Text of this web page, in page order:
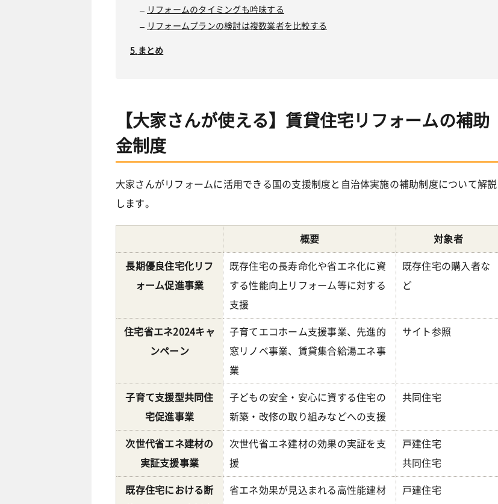
リフォームのタイミングも吟味する
リフォームプランの検討は複数業者を比較する
まとめ
【大家さんが使える】賃貸住宅リフォームの補助
金制度
大家さんがリフォームに活用できる国の支援制度と自治体実施の補助制度について解説
します。
概要 対象者
長期優良住宅化リフ
ォーム促進事業
既存住宅の長寿命化や省エネ化に資
する性能向上リフォーム等に対する
支援
既存住宅の購入者な
ど
住宅省エネ2024キャ
ンペーン
子育てエコホーム支援事業、先進的
窓リノベ事業、賃貸集合給湯エネ事
業
サイト参照
子育て支援型共同住
宅促進事業
子どもの安全・安心に資する住宅の
新築・改修の取り組みなどへの支援
共同住宅
次世代省エネ建材の
実証支援事業
次世代省エネ建材の効果の実証を支
援
戸建住宅
共同住宅
既存住宅における断
省エネ効果が見込まれる高性能建材
戸建住宅